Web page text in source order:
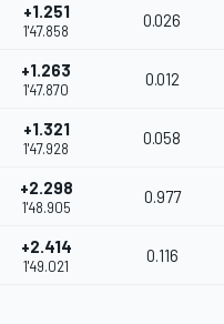
+1.251
1'47.858
0.026
+1.263
1'47.870
0.012
+1.321
1'47.928
0.058
+2.298
1'48.905
0.977
+2.414
1'49.021
0.116